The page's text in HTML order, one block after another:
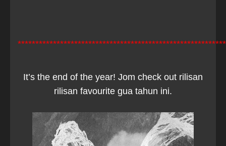
***********************************************************
It’s the end of the year! Jom check out rilisan
rilisan favourite gua tahun ini.